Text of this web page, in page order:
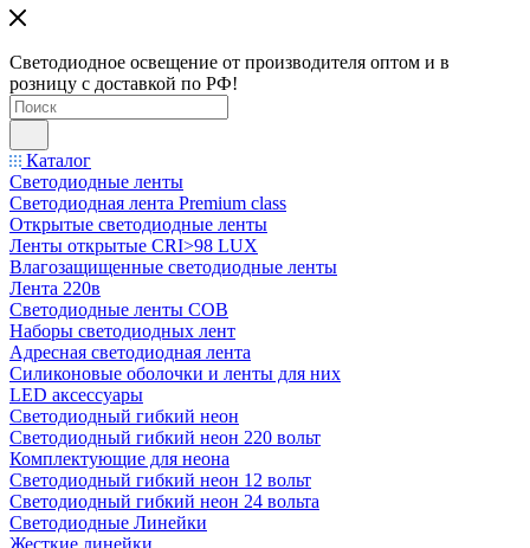
Светодиодное освещение от производителя оптом и в
розницу с доставкой по РФ!
Каталог
Светодиодные ленты
Светодиодная лента Premium class
Открытые светодиодные ленты
Ленты открытые CRI>98 LUX
Влагозащищенные светодиодные ленты
Лента 220в
Светодиодные ленты COB
Наборы светодиодных лент
Адресная светодиодная лента
Силиконовые оболочки и ленты для них
LED аксессуары
Светодиодный гибкий неон
Светодиодный гибкий неон 220 вольт
Комплектующие для неона
Светодиодный гибкий неон 12 вольт
Светодиодный гибкий неон 24 вольта
Светодиодные Линейки
Жесткие линейки